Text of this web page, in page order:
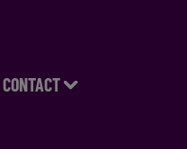
CONTACT